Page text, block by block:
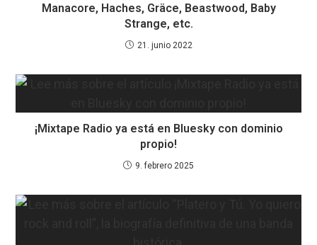
Manacore, Haches, Gräce, Beastwood, Baby
Strange, etc.
21. junio 2022
¡Mixtape Radio ya está en Bluesky con dominio
propio!
9. febrero 2025